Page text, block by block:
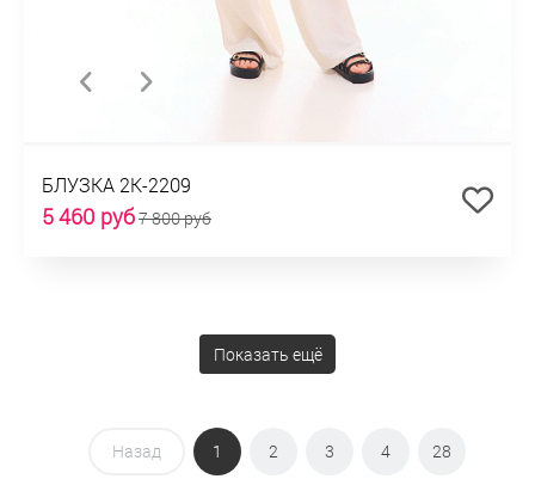
БЛУЗКА 2К-2209
5 460 руб7 800 руб
Показать ещё
Назад 1 2 3 4 28